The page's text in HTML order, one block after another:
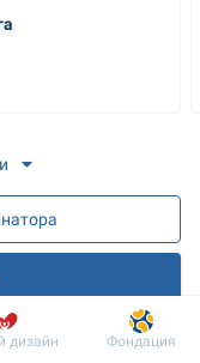
Пациенту
дизайн Фондация